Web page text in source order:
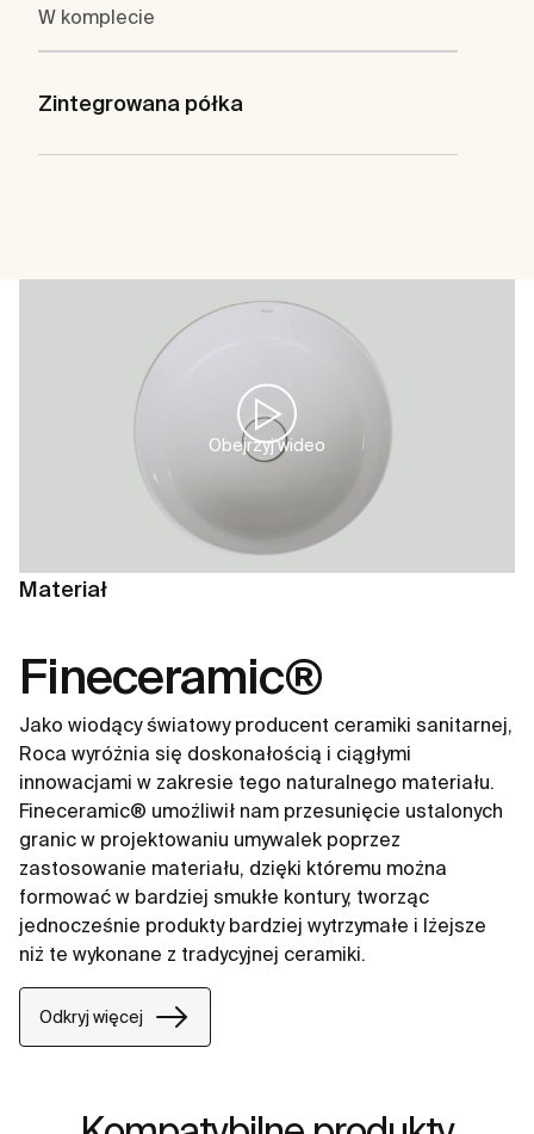
W komplecie
Zintegrowana półka
Obejrzyj wideo
Materiał
Fineceramic®
Jako wiodący światowy producent ceramiki sanitarnej,
Roca wyróżnia się doskonałością i ciągłymi
innowacjami w zakresie tego naturalnego materiału.
Fineceramic® umożliwił nam przesunięcie ustalonych
granic w projektowaniu umywalek poprzez
zastosowanie materiału, dzięki któremu można
formować w bardziej smukłe kontury, tworząc
jednocześnie produkty bardziej wytrzymałe i lżejsze
niż te wykonane z tradycyjnej ceramiki.
Odkryj więcej